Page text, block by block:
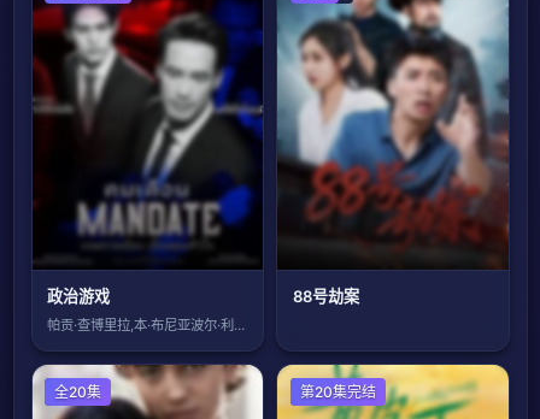
政治游戏
帕贡·查博里拉,本·布尼亚波尔·利希塔姆
88号劫案
海外剧
全20集 国产剧
第20集完结